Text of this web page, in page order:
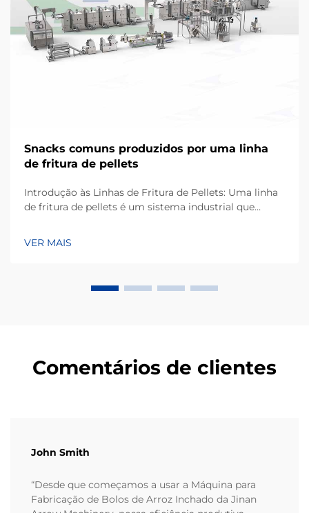
Snacks comuns produzidos por uma linha
de fritura de pellets
Introdução às Linhas de Fritura de Pellets: Uma linha
de fritura de pellets é um sistema industrial que
contínua e fritura. Ao contrário da fritura tradicional
VER MAIS
Comentários de clientes
John Smith
“Desde que começamos a usar a Máquina para
Fabricação de Bolos de Arroz Inchado da Jinan